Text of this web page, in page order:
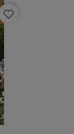
favorite_border